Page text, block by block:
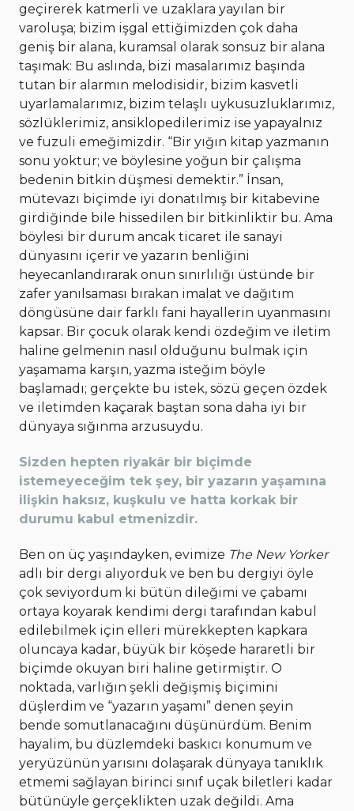
geçirerek katmerli ve uzaklara yayılan bir
varoluşa; bizim işgal ettiğimizden çok daha
geniş bir alana, kuramsal olarak sonsuz bir alana
taşımak: Bu aslında, bizi masalarımız başında
tutan bir alarmın melodisidir, bizim kasvetli
uyarlamalarımız, bizim telaşlı uykusuzluklarımız,
sözlüklerimiz, ansiklopedilerimiz ise yapayalnız
ve fuzuli emeğimizdir. “Bir yığın kitap yazmanın
sonu yoktur; ve böylesine yoğun bir çalışma
bedenin bitkin düşmesi demektir.” İnsan,
mütevazı biçimde iyi donatılmış bir kitabevine
girdiğinde bile hissedilen bir bitkinliktir bu. Ama
böylesi bir durum ancak ticaret ile sanayi
dünyasını içerir ve yazarın benliğini
heyecanlandırarak onun sınırlılığı üstünde bir
zafer yanılsaması bırakan imalat ve dağıtım
döngüsüne dair farklı fani hayallerin uyanmasını
kapsar. Bir çocuk olarak kendi özdeğim ve iletim
haline gelmenin nasıl olduğunu bulmak için
yaşamama karşın, yazma isteğim böyle
başlamadı; gerçekte bu istek, sözü geçen özdek
ve iletimden kaçarak baştan sona daha iyi bir
dünyaya sığınma arzusuydu.
Sizden hepten riyakâr bir biçimde
istemeyeceğim tek şey, bir yazarın yaşamına
ilişkin haksız, kuşkulu ve hatta korkak bir
durumu kabul etmenizdir.
Ben on üç yaşındayken, evimize The New Yorker
adlı bir dergi alıyorduk ve ben bu dergiyi öyle
çok seviyordum ki bütün dileğimi ve çabamı
ortaya koyarak kendimi dergi tarafından kabul
edilebilmek için elleri mürekkepten kapkara
oluncaya kadar, büyük bir köşede hararetli bir
biçimde okuyan biri haline getirmiştir. O
noktada, varlığın şekli değişmiş biçimini
düşlerdim ve “yazarın yaşamı” denen şeyin
bende somutlanacağını düşünürdüm. Benim
hayalim, bu düzlemdeki baskıcı konumum ve
yeryüzünün yarısını dolaşarak dünyaya tanıklık
etmemi sağlayan birinci sınıf uçak biletleri kadar
bütünüyle gerçeklikten uzak değildi. Ama